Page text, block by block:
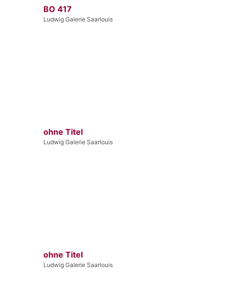
BO 417
Ludwig Galerie Saarlouis
ohne Titel
Ludwig Galerie Saarlouis
ohne Titel
Ludwig Galerie Saarlouis